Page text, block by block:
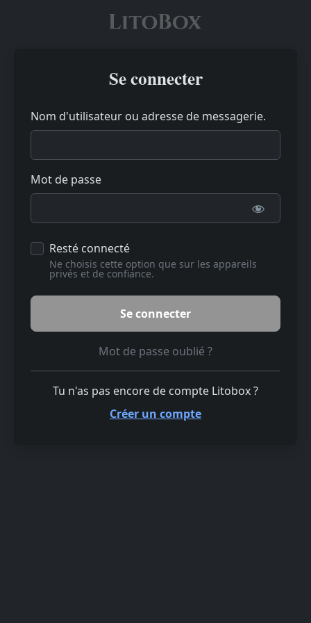
Se connecter
Nom d'utilisateur ou adresse de messagerie.
Mot de passe
Resté connecté
Ne choisis cette option que sur les appareils
privés et de confiance.
Mot de passe oublié ?
Tu n'as pas encore de compte Litobox ?
Créer un compte